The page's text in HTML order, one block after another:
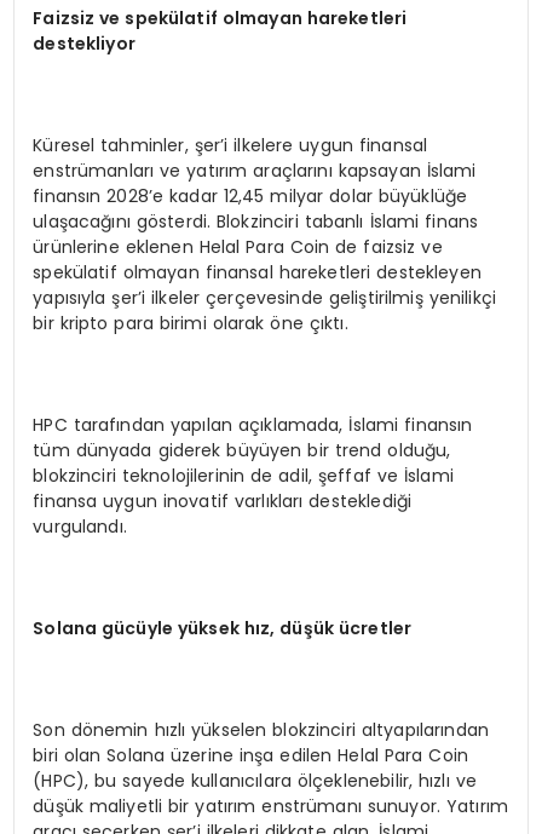
Faizsiz ve spekülatif olmayan hareketleri
destekliyor
Küresel tahminler, şer’i ilkelere uygun finansal
enstrümanları ve yatırım araçlarını kapsayan İslami
finansın 2028’e kadar 12,45 milyar dolar büyüklüğe
ulaşacağını gösterdi. Blokzinciri tabanlı İslami finans
ürünlerine eklenen Helal Para Coin de faizsiz ve
spekülatif olmayan finansal hareketleri destekleyen
yapısıyla şer’i ilkeler çerçevesinde geliştirilmiş yenilikçi
bir kripto para birimi olarak öne çıktı.
HPC tarafından yapılan açıklamada, İslami finansın
tüm dünyada giderek büyüyen bir trend olduğu,
blokzinciri teknolojilerinin de adil, şeffaf ve İslami
finansa uygun inovatif varlıkları desteklediği
vurgulandı.
Solana gücüyle yüksek hız, düşük ücretler
Son dönemin hızlı yükselen blokzinciri altyapılarından
biri olan Solana üzerine inşa edilen Helal Para Coin
(HPC), bu sayede kullanıcılara ölçeklenebilir, hızlı ve
düşük maliyetli bir yatırım enstrümanı sunuyor. Yatırım